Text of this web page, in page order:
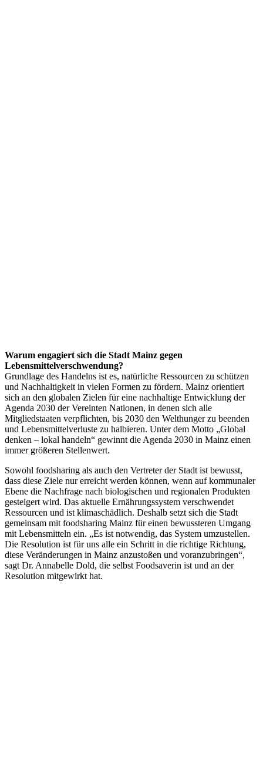
Warum engagiert sich die Stadt Mainz gegen
Lebensmittelverschwendung?
Grundlage des Handelns ist es, natürliche Ressourcen zu schützen
und Nachhaltigkeit in vielen Formen zu fördern. Mainz orientiert
sich an den globalen Zielen für eine nachhaltige Entwicklung der
Agenda 2030 der Vereinten Nationen, in denen sich alle
Mitgliedstaaten verpflichten, bis 2030 den Welthunger zu beenden
und Lebensmittelverluste zu halbieren. Unter dem Motto „Global
denken – lokal handeln“ gewinnt die Agenda 2030 in Mainz einen
immer größeren Stellenwert.
Sowohl foodsharing als auch den Vertreter der Stadt ist bewusst,
dass diese Ziele nur erreicht werden können, wenn auf kommunaler
Ebene die Nachfrage nach biologischen und regionalen Produkten
gesteigert wird. Das aktuelle Ernährungssystem verschwendet
Ressourcen und ist klimaschädlich. Deshalb setzt sich die Stadt
gemeinsam mit foodsharing Mainz für einen bewussteren Umgang
mit Lebensmitteln ein. „Es ist notwendig, das System umzustellen.
Die Resolution ist für uns alle ein Schritt in die richtige Richtung,
diese Veränderungen in Mainz anzustoßen und voranzubringen“,
sagt Dr. Annabelle Dold, die selbst Foodsaverin ist und an der
Resolution mitgewirkt hat.